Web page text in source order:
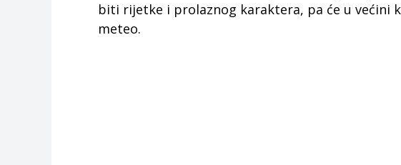
biti rijetke i prolaznog karaktera, pa će u većini
meteo.